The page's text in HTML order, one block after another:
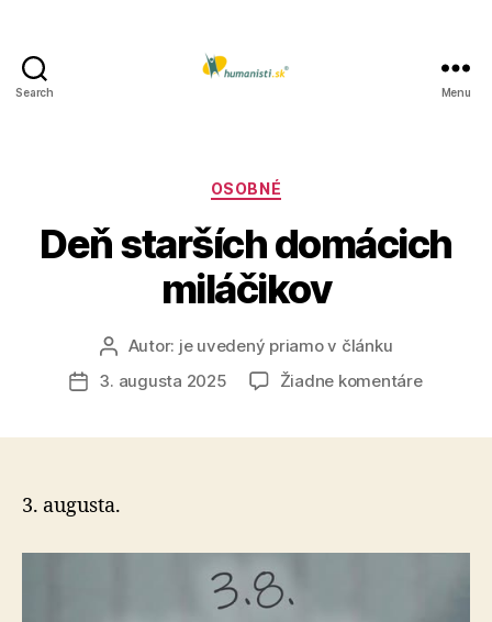
Search Menu
Kategórie
OSOBNÉ
Deň starších domácich
miláčikov
Autor
článku
Autor: je uvedený priamo v článku
Dátum
3. augusta 2025 Žiadne komentárena
3. augusta.